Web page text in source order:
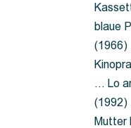
blaue
(1966)
… Lo
(1992)
Mutter